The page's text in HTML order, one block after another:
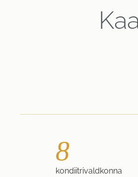
8
kondiitrivaldkonna